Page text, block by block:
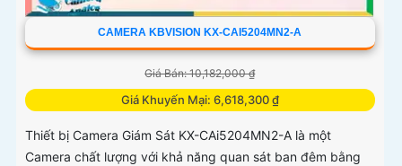
CAMERA KBVISION KX-CAI5204MN2-A
Giá Bán: 10,182,000 ₫
Giá Khuyến Mại: 6,618,300 ₫
Thiết bị Camera Giám Sát KX-CAi5204MN2-A là một
Camera chất lượng với khả năng quan sát ban đêm bằng